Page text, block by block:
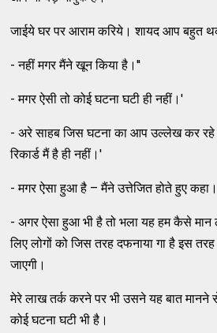
जाईये घर पर आराम करिये। शायद आप बहुत
- नहीं मगर मैंने खून किया है।''
- मगर ऐसी तो कोई घटना घटी ही नहीं।'
- अरे साहब जिस घटना का आप उल्लेख कर रहे
रिकार्ड मैं है ही नहीं।'
- मगर ऐसा हुआ है – मैंने उत्तेजित होते हुए कहा।
- अगर ऐसा हुआ भी है तो भला यह हम कैसे
लिए लोगों को जिस तरह दफनाया गा है इस तरह
जाएगी।
मेरे लाख तर्क करने पर भी उसने यह बात मानने
कोई घटना घटी भी है।